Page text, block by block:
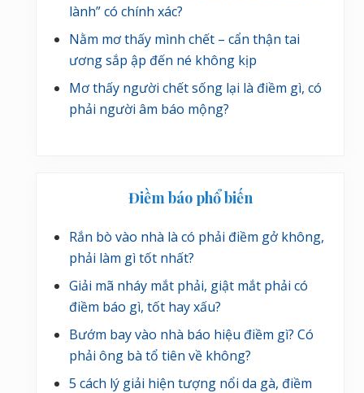
lành” có chính xác?
Nằm mơ thấy mình chết – cẩn thận tai
ương sắp ập đến né không kịp
Mơ thấy người chết sống lại là điềm gì, có
phải người âm báo mộng?
Điềm báo phổ biến
Rắn bò vào nhà là có phải điềm gở không,
phải làm gì tốt nhất?
Giải mã nháy mắt phải, giật mắt phải có
điềm báo gì, tốt hay xấu?
Bướm bay vào nhà báo hiệu điềm gì? Có
phải ông bà tổ tiên về không?
5 cách lý giải hiện tượng nổi da gà, điềm